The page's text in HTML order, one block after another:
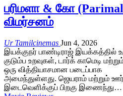
பரிமளா & கோ
விமர்சனம்
Ur Tamilcinemas Jun 4, 2026
இயக்குநர் பாண்டிராஜ் இயக்கத்தில்
குடும்ப உறவுகள், டார்க் காமெடி
ஒரு வித்தியாசமான படைப்பாக
அமைந்துள்ளது. ஜெயராம் மற்றும்
இடைவெளிக்குப் பிறகு இணைந்து…